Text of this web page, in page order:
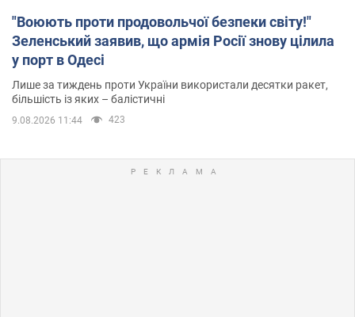
"Воюють проти продовольчої безпеки світу!"
Зеленський заявив, що армія Росії знову цілила
у порт в Одесі
Лише за тиждень проти України використали десятки ракет,
більшість із яких – балістичні
9.08.2026 11:44 423